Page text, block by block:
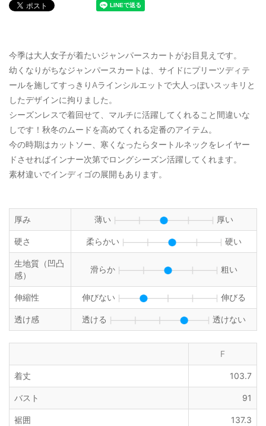
今季は大人女子が着たいジャンパースカートがお目見えです。
幼くなりがちなジャンパースカートは、サイドにプリーツディテ
ールを施してすっきりAラインシルエットで大人っぽいスッキリと
したデザインに拘りました。
シーズンレスで着回せて、マルチに活躍してくれること間違いな
しです！秋冬のムードを高めてくれる定番のアイテム。
今の時期はカットソー、寒くなったらタートルネックをレイヤー
ドさせればインナー次第でロングシーズン活躍してくれます。
素材違いでインディゴの展開もあります。
厚み 薄い 厚い
硬さ 柔らかい 硬い
生地質（凹凸
感）
滑らか 粗い
伸縮性 伸びない 伸びる
透け感 透ける 透けない
F
着丈 103.7
バスト 91
裾囲 137.3